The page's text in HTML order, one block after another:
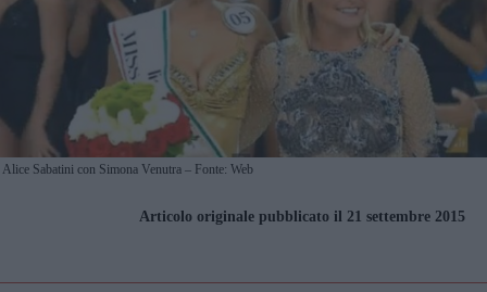
Alice Sabatini con Simona Venutra – Fonte: Web
Articolo originale pubblicato il 21 settembre 2015